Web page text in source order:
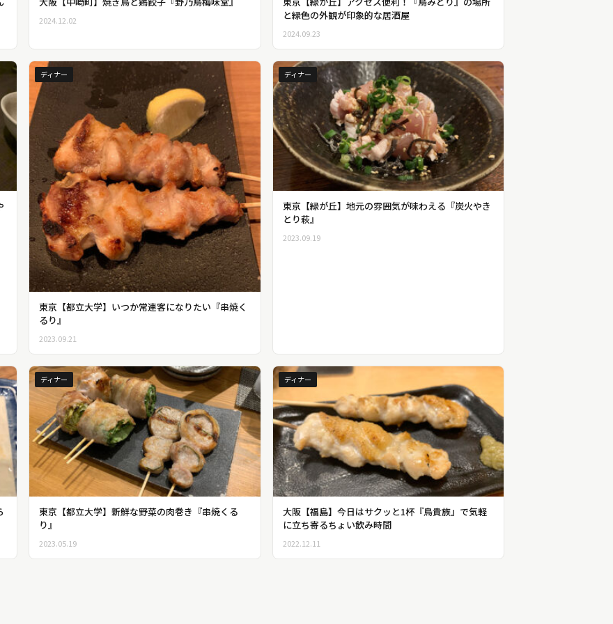
2024.12.02
と緑色の外観が印象的な居酒屋
2024.09.23
ディナー
東京【都立大学】いつか常連客になりたい『串焼く
るり』
2023.09.21
ディナー
東京【緑が丘】地元の雰囲気が味わえる『炭火やき
とり萩』
2023.09.19
ディナー
東京【都立大学】新鮮な野菜の肉巻き『串焼くる
り』
2023.05.19
ディナー
大阪【福島】今日はサクッと1杯『鳥貴族』で気軽
に立ち寄るちょい飲み時間
2022.12.11